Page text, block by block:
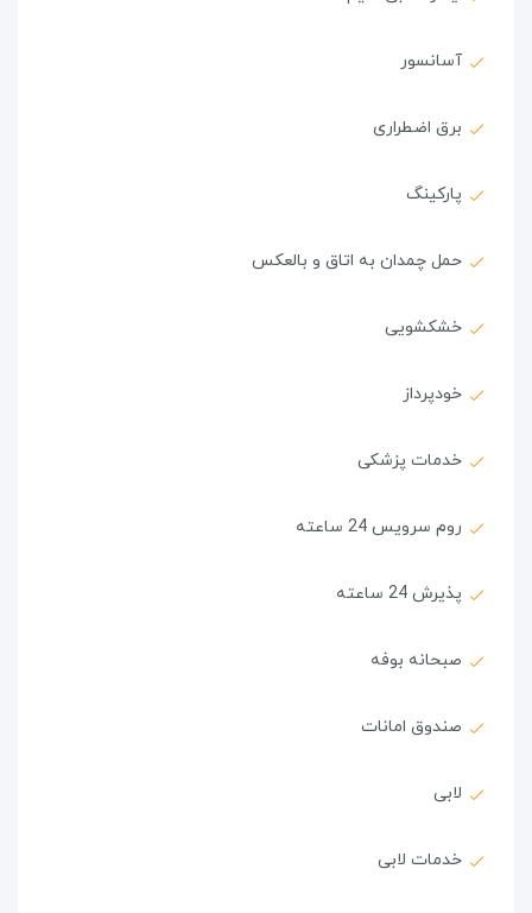
آسانسور
برق اضطراری
پارکینگ
حمل چمدان به اتاق و بالعکس
خشکشویی
خودپرداز
خدمات پزشکی
روم سرویس 24 ساعته
پذیرش 24 ساعته
صبحانه بوفه
صندوق امانات
لابی
خدمات لابی